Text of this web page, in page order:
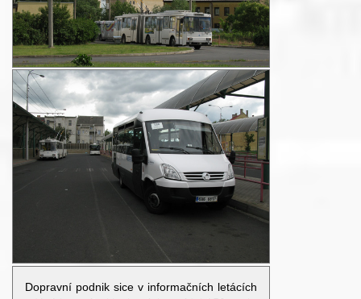
Dopravní podnik sice v informačních letácích